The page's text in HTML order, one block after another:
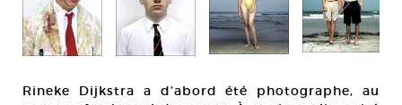
Rineke Dijkstra a d’abord été photographe, au